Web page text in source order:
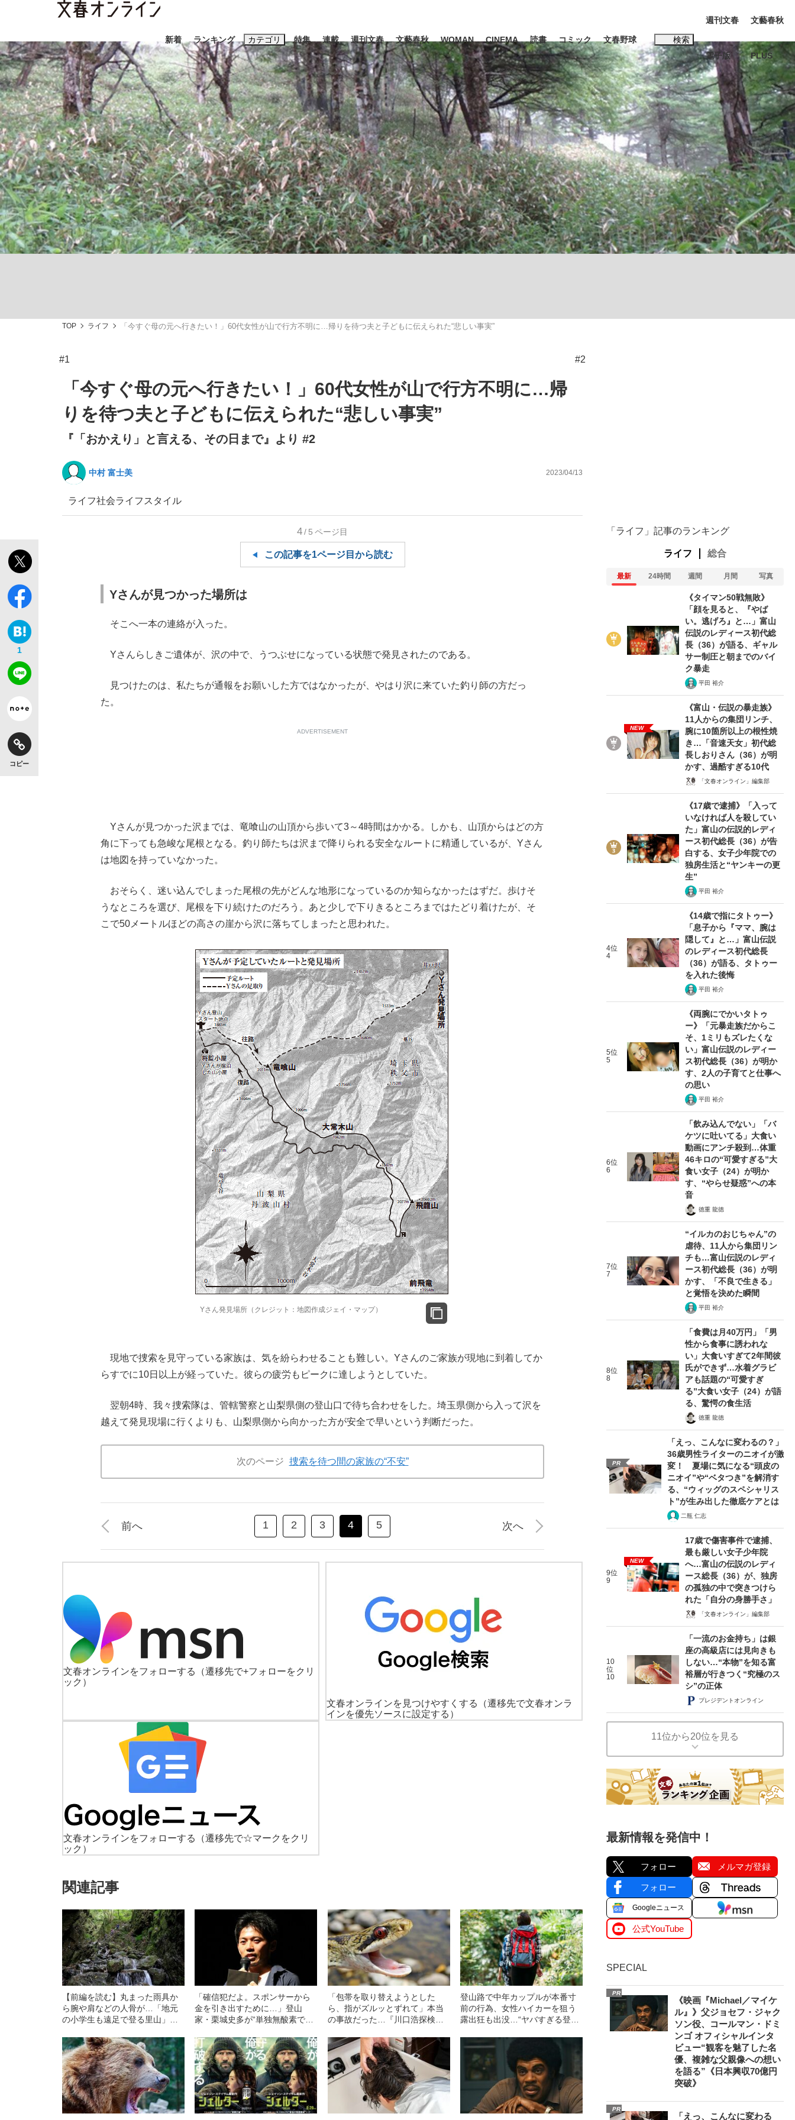
新着 ランキング カテゴリ
スクープ ニュース エンタメ ライフ ビジネス インタビュー 読書
「90%は失敗する。でも…」本田圭佑が初めて明かした日本代表監督に... 「最悪の空気のまま解散」WBC日本代表“敗戦”の真実 選手が明かす...
「目標達成できなかったからと言って…」サッカー日本代表・森保一監督...
もっと見る
特集
終戦から81年
観る将棋、読む将棋
連載 週刊文春 文藝春秋 WOMAN CINEMA 読書 コミック 文春野球 検索
キーワード入力
おすすめのキーワードタグ一覧
#藤田晋 #三山凌輝 #高市早苗 #後藤真希 #森岡毅 #城彰二 #内田有紀
#松田聖子
#玉木雄一郎
#亀和田武
週刊文春
電子版
文藝春秋
PLUS
TOP ライフ 「今すぐ母の元へ行きたい！」60代女性が山で行方不明に…帰りを待つ夫と子どもに伝えられた“悲しい事実”
#1 #2
「今すぐ母の元へ行きたい！」60代女性が山で行方不明に…帰
りを待つ夫と子どもに伝えられた“悲しい事実”
『「おかえり」と言える、その日まで』より #2
中村 富士美 2023/04/13
ライフ社会ライフスタイル
1
コピー
4/5 ページ目
この記事を1ページ目から読む
Yさんが見つかった場所は
そこへ一本の連絡が入った。
Yさんらしきご遺体が、沢の中で、うつぶせになっている状態で発見されたのである。
見つけたのは、私たちが通報をお願いした方ではなかったが、やはり沢に来ていた釣り師の方だっ
た。
ADVERTISEMENT
Yさんが見つかった沢までは、竜喰山の山頂から歩いて3～4時間はかかる。しかも、山頂からはどの方
角に下っても急峻な尾根となる。釣り師たちは沢まで降りられる安全なルートに精通しているが、Yさん
は地図を持っていなかった。
おそらく、迷い込んでしまった尾根の先がどんな地形になっているのか知らなかったはずだ。歩けそ
うなところを選び、尾根を下り続けたのだろう。あと少しで下りきるところまではたどり着けたが、そ
こで50メートルほどの高さの崖から沢に落ちてしまったと思われた。
Yさん発見場所（クレジット：地図作成ジェイ・マップ）
現地で捜索を見守っている家族は、気を紛らわせることも難しい。Yさんのご家族が現地に到着してか
らすでに10日以上が経っていた。彼らの疲労もピークに達しようとしていた。
翌朝4時、我々捜索隊は、管轄警察と山梨県側の登山口で待ち合わせをした。埼玉県側から入って沢を
越えて発見現場に行くよりも、山梨県側から向かった方が安全で早いという判断だった。
次のページ 捜索を待つ間の家族の“不安”
前へ 1 2 3 4 5 次へ
文春オンラインをフォローする
（遷移先で+フォローをクリ
ック）
文春オンラインを見つけやすくする
（遷移先で文春オンラ
インを優先ソースに設定する）
文春オンラインをフォローする
（遷移先で☆マークをクリ
ック）
関連記事
【前編を読む】丸まった雨具か
ら腕や肩などの人骨が…「地元
の小学生も遠足で登る里山」で
元”
「確信犯だよ。スポンサーから
金を引き出すために…」登山
家・栗城史多が“単独無酸素での
つき続けていたワケ
「包帯を取り替えようとした
ら、指がズルッとずれて」本当
の事故だった…『川口浩探検
影の裏側”
登山路で中年カップルが本番寸
前の行為、女性ハイカーを狙う
露出狂も出没…“ヤバすぎる登山
「ライフ」記事のランキング
ライフ 総合
最新 24時間 週間 月間 写真
《タイマン50戦無敗》
「顔を見ると、『やば
い。逃げろ』と…」富山
伝説のレディース初代総
長（36）が語る、ギャル
サー制圧と朝までのバイ
ク暴走
平田 裕介
NEW
《富山・伝説の暴走族》
11人からの集団リンチ、
腕に10箇所以上の根性焼
き…「音速天女」初代総
長しおりさん（36）が明
かす、過酷すぎる10代
「文春オンライン」編集部
《17歳で逮捕》「入って
いなければ人を殺してい
た」富山の伝説的レディ
ース初代総長（36）が告
白する、女子少年院での
独房生活と“ヤンキーの更
生”
平田 裕介
4位
4
《14歳で指にタトゥー》
「息子から『ママ、腕は
隠して』と…」富山伝説
のレディース初代総長
（36）が語る、タトゥー
を入れた後悔
平田 裕介
5位
5
《両腕にでかいタトゥ
ー》「元暴走族だからこ
そ、1ミリもズレたくな
い」富山伝説のレディー
ス初代総長（36）が明か
す、2人の子育てと仕事へ
の思い
平田 裕介
6位
6
「飲み込んでない」「バ
ケツに吐いてる」大食い
動画にアンチ殺到…体重
46キロの“可愛すぎる”大
食い女子（24）が明か
す、“やらせ疑惑”への本
音
徳重 龍徳
7位
7
“イルカのおじちゃん”の
虐待、11人から集団リン
チも…富山伝説のレディ
ース初代総長（36）が明
かす、「不良で生きる」
と覚悟を決めた瞬間
平田 裕介
8位
8
「食費は月40万円」「男
性から食事に誘われな
い」大食いすぎて2年間彼
氏ができず…水着グラビ
アも話題の“可愛すぎ
る”大食い女子（24）が語
る、驚愕の食生活
徳重 龍徳
PR
「えっ、こんなに変わるの？」
36歳男性ライターのニオイが激
変！ 夏場に気になる“頭皮の
ニオイ”や“ベタつき”を解消す
る、“ウィッグのスペシャリス
ト”が生み出した徹底ケアとは
二瓶 仁志
9位
9
NEW
17歳で傷害事件で逮捕、
最も厳しい女子少年院
へ…富山の伝説のレディ
ース総長（36）が、独房
の孤独の中で突きつけら
れた「自分の身勝手さ」
「文春オンライン」編集部
10
位
10
「一流のお金持ち」は銀
座の高級店には見向きも
しない…“本物”を知る富
裕層が行きつく“究極のス
シ”の正体
プレジデントオンライン
11位から20位を見る
最新情報を発信中！
フォロー メルマガ登録
フォロー
Googleニュース
公式YouTube
SPECIAL
PR
《映画『Michael／マイケ
ル』》父ジョセフ・ジャク
ソン役、コールマン・ドミ
ンゴ オフィシャルインタ
ビュー“観客を魅了した名
優、複雑な父親像への想い
を語る”《日本興収70億円
突破》
PR
「えっ、こんなに変わる